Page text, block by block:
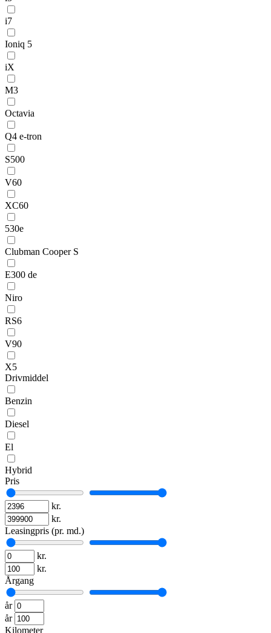
i7
Ioniq 5
iX
M3
Octavia
Q4 e-tron
S500
V60
XC60
530e
Clubman Cooper S
E300 de
Niro
RS6
V90
X5
Drivmiddel
Benzin
Diesel
El
Hybrid
Pris
kr.
kr.
Leasingpris (pr. md.)
kr.
kr.
Årgang
år
år
Kilometer